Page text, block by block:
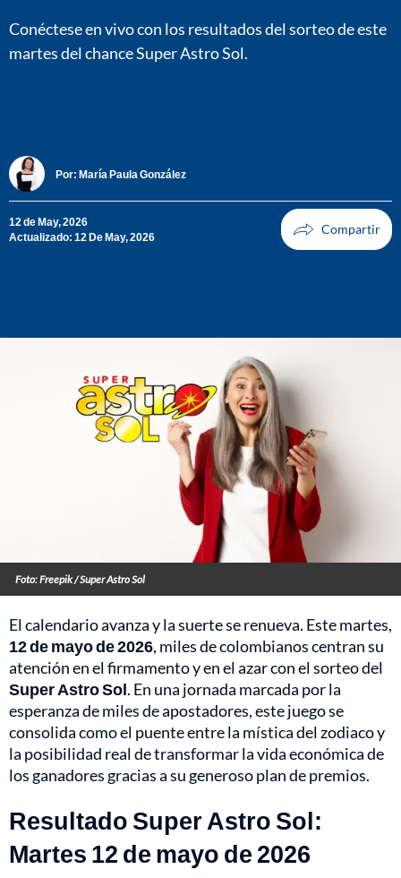
Conéctese en vivo con los resultados del sorteo de este
martes del chance Super Astro Sol.
Por: María Paula González
12 de May, 2026
Actualizado: 12 De May, 2026
Foto: Freepik / Super Astro Sol
El calendario avanza y la suerte se renueva. Este martes,
12 de mayo de 2026, miles de colombianos centran su
atención en el firmamento y en el azar con el sorteo del
Super Astro Sol. En una jornada marcada por la
esperanza de miles de apostadores, este juego se
consolida como el puente entre la mística del zodiaco y
la posibilidad real de transformar la vida económica de
los ganadores gracias a su generoso plan de premios.
Resultado Super Astro Sol:
Martes 12 de mayo de 2026